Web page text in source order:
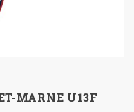
MARNE U13F